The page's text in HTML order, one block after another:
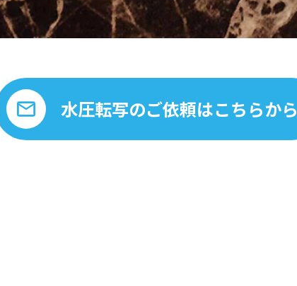
水圧転写のご依頼はこちらから